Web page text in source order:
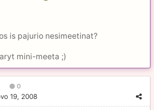
is pajurio nesimeetinat?
mini-meeta ;)
0
19, 2008